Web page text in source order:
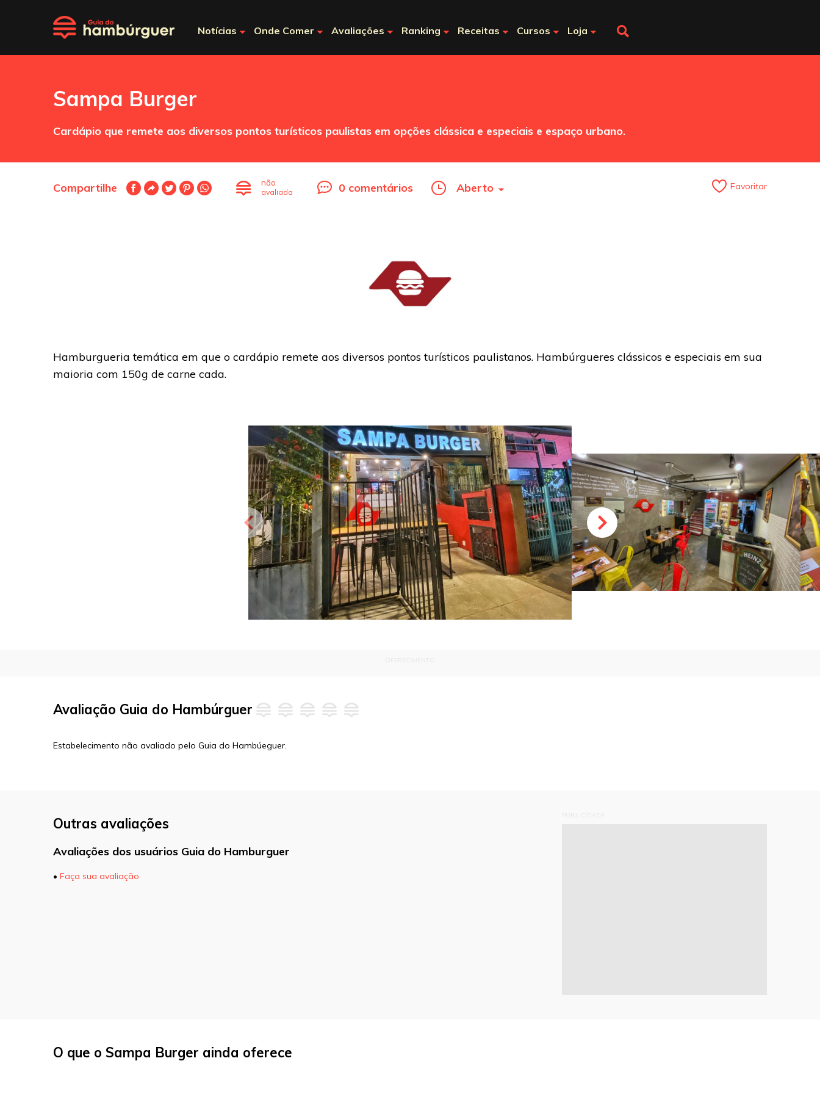
Notícias Onde Comer Avaliações Ranking Receitas Cursos Loja
Sampa Burger
Cardápio que remete aos diversos pontos turísticos paulistas em opções clássica e especiais e espaço urbano.
Compartilhe não
avaliada 0 comentários Aberto Favoritar
Hamburgueria temática em que o cardápio remete aos diversos pontos turísticos paulistanos. Hambúrgueres clássicos e especiais em sua
maioria com 150g de carne cada.
Avaliação Guia do Hambúrguer
Estabelecimento não avaliado pelo Guia do Hambúeguer.
Outras avaliações
Avaliações dos usuários Guia do Hamburguer
• Faça sua avaliação
E-mail*
O que o Sampa Burger ainda oferece